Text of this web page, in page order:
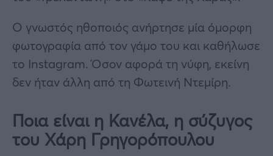
Ο γνωστός ηθοποιός ανήρτησε μία όμορφη
φωτογραφία από τον γάμο του και καθήλωσε
το Instagram. Όσον αφορά τη νύφη, εκείνη
δεν ήταν άλλη από τη Φωτεινή Ντεμίρη.
Ποια είναι η Κανέλα, η σύζυγος
του Χάρη Γρηγορόπουλου